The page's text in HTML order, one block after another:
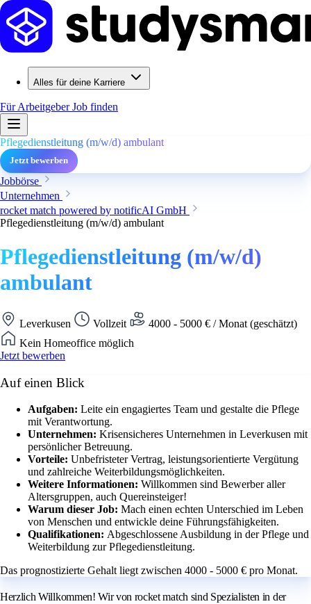
Alles für deine Karriere
Für ArbeitgeberJob finden
Pflegedienstleitung (m/w/d) ambulant
Jetzt bewerben
Jobbörse
Unternehmen
rocket match powered by notificAI GmbH
Pflegedienstleitung (m/w/d) ambulant
Pflegedienstleitung (m/w/d)
ambulant
Leverkusen Vollzeit
4000 - 5000 € / Monat (geschätzt)
Kein Homeoffice möglich
Jetzt bewerben
Auf einen Blick
Aufgaben: Leite ein engagiertes Team und gestalte die Pflege
mit Verantwortung.
Unternehmen: Krisensicheres Unternehmen in Leverkusen mit
persönlicher Betreuung.
Vorteile: Unbefristeter Vertrag, leistungsorientierte Vergütung
und zahlreiche Weiterbildungsmöglichkeiten.
Weitere Informationen: Willkommen sind Bewerber aller
Altersgruppen, auch Quereinsteiger!
Warum dieser Job: Mach einen echten Unterschied im Leben
von Menschen und entwickle deine Führungsfähigkeiten.
Qualifikationen: Abgeschlossene Ausbildung in der Pflege und
Weiterbildung zur Pflegedienstleitung.
Das prognostizierte Gehalt liegt zwischen 4000 - 5000 € pro Monat.
Herzlich Willkommen! Wir von rocket match sind Spezialisten in der